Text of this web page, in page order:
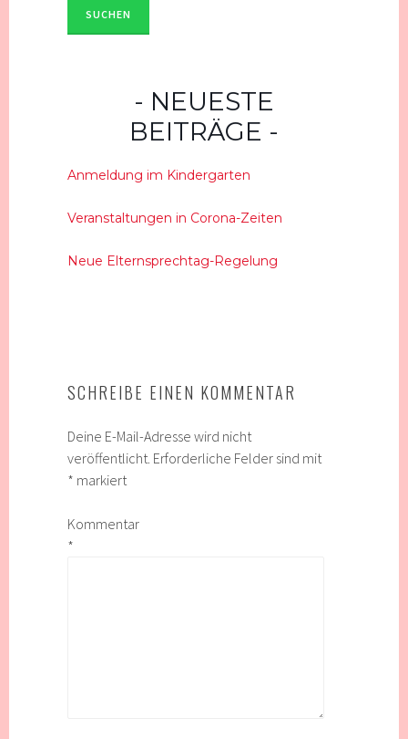
NEUESTE
BEITRÄGE
Anmeldung im Kindergarten
Veranstaltungen in Corona-Zeiten
Neue Elternsprechtag-Regelung
SCHREIBE EINEN KOMMENTAR
Deine E-Mail-Adresse wird nicht
veröffentlicht. Erforderliche Felder sind mit
* markiert
Kommentar
*